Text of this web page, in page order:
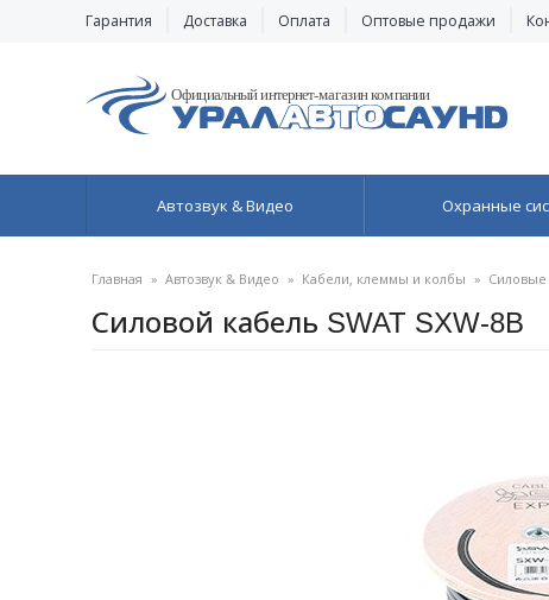
Гарантия Доставка Оплата Оптовые продажи
Автозвук & Видео Охранные
Главная » Автозвук & Видео » Кабели, клеммы и колбы » Силовые
Силовой кабель SWAT SXW-8B